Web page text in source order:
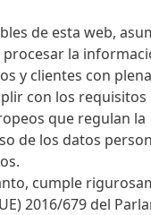
de esta web,
la
y clientes con
con los requisitos
que regulan la
de los datos
cumple
2016/679 del